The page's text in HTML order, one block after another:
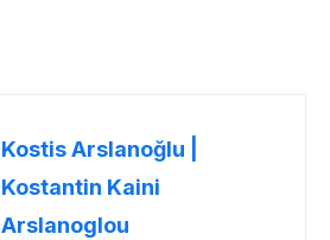
Kostis Arslanoğlu |
Kostantin Kaini
Arslanoglou